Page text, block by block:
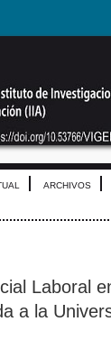
ARCHIVOS
Laboral
a la